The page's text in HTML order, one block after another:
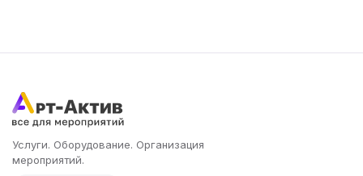
Услуги. Оборудование. Организация
мероприятий.